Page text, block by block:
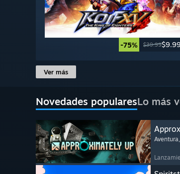
-75% $39.99
Ver más
Novedades popularesLo más
Aventura